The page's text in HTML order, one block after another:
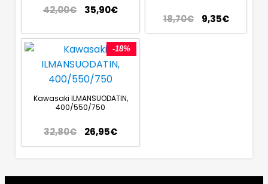
42,00€ 35,90€
18,70€ 9,35€
-18%
Kawasaki ILMANSUODATIN,
400/550/750
32,80€ 26,95€